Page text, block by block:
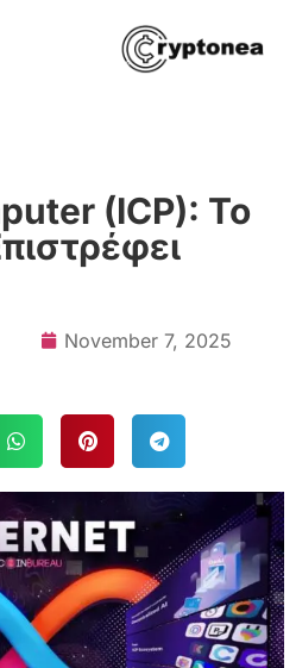
(ICP): Το
November 7, 2025